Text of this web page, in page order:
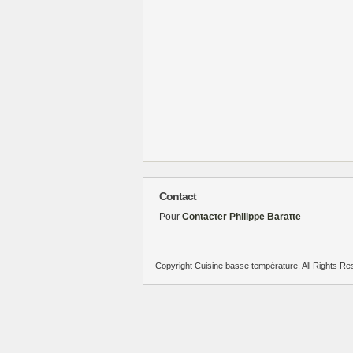
Contact
Pour Contacter Philippe Baratte
Copyright Cuisine basse température. All Rights